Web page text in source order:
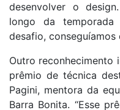
desenvolver o
longo da
desafio, conseguíamos
Outro reconhecimento
prêmio de técnica
Pagini, mentora da
Barra Bonita. “Esse